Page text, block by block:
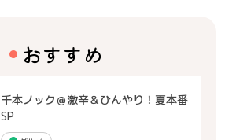
おすすめ
千本ノック＠激辛＆ひんやり！夏本番
SP